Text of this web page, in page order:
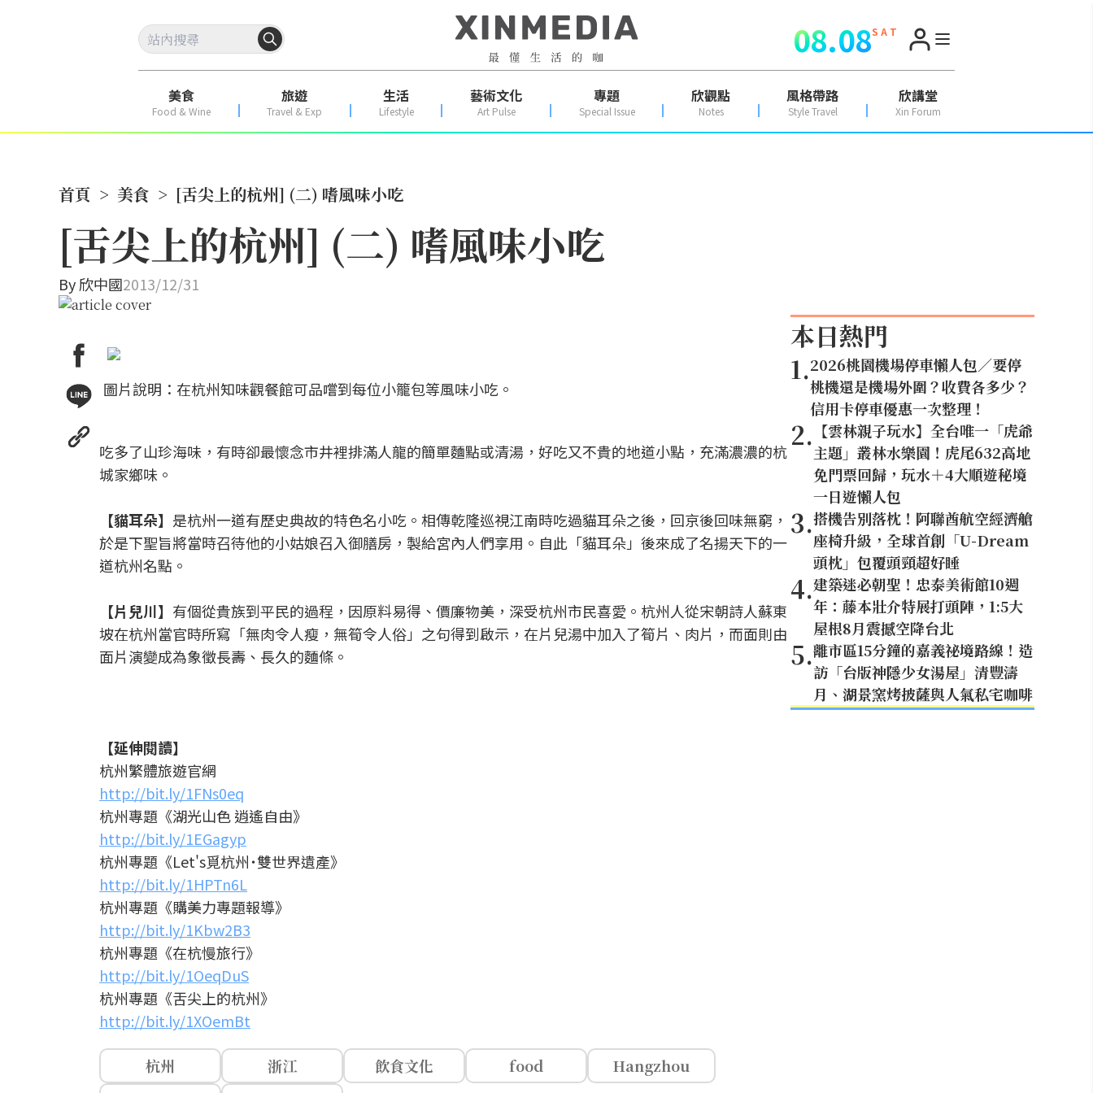
08.08S A T
美食
Food & Wine
旅遊
Travel & Exp
生活
Lifestyle
藝術文化
Art Pulse
專題
Special Issue
欣觀點
Notes
風格帶路
Style Travel
欣講堂
Xin Forum
首頁 > 美食 > [舌尖上的杭州] (二) 嗜風味小吃
[舌尖上的杭州] (二) 嗜風味小吃
By欣中國2013/12/31
圖片說明：在杭州知味觀餐館可品嚐到每位小籠包等風味小吃。
吃多了山珍海味，有時卻最懷念市井裡排滿人龍的簡單麵點或清湯，好吃又不貴的地道小點，充滿濃濃的杭
城家鄉味。
【貓耳朵】 是杭州一道有歷史典故的特色名小吃。相傳乾隆巡視江南時吃過貓耳朵之後，回京後回味無窮，
於是下聖旨將當時召待他的小姑娘召入御膳房，製給宮內人們享用。自此「貓耳朵」後來成了名揚天下的一
道杭州名點。
【片兒川】 有個從貴族到平民的過程，因原料易得、價廉物美，深受杭州市民喜愛。杭州人從宋朝詩人蘇東
坡在杭州當官時所寫「無肉令人瘦，無筍令人俗」之句得到啟示，在片兒湯中加入了筍片、肉片，而面則由
面片演變成為象徵長壽、長久的麵條。
【延伸閱讀】
杭州繁體旅遊官網
http://bit.ly/1FNs0eq
杭州專題《湖光山色 逍遙自由》
http://bit.ly/1EGagyp
杭州專題《Let's覓杭州˙雙世界遺產》
http://bit.ly/1HPTn6L
杭州專題《購美力專題報導》
http://bit.ly/1Kbw2B3
杭州專題《在杭慢旅行》
http://bit.ly/1OeqDuS
杭州專題《舌尖上的杭州》
http://bit.ly/1XOemBt
杭州 浙江 飲食文化 food
Hangzhou
本日熱門
1.2026桃園機場停車懶人包／要停
桃機還是機場外圍？收費各多少？
信用卡停車優惠一次整理！
2. 【雲林親子玩水】全台唯一「虎爺
主題」叢林水樂園！虎尾632高地
免門票回歸，玩水＋4大順遊秘境
一日遊懶人包
3.搭機告別落枕！阿聯酋航空經濟艙
座椅升級，全球首創「U-Dream
頭枕」包覆頭頸超好睡
4.建築迷必朝聖！忠泰美術館10週
年：藤本壯介特展打頭陣，1:5大
屋根8月震撼空降台北
5.離市區15分鐘的嘉義祕境路線！造
訪「台版神隱少女湯屋」清豐濤
月、湖景窯烤披薩與人氣私宅咖啡